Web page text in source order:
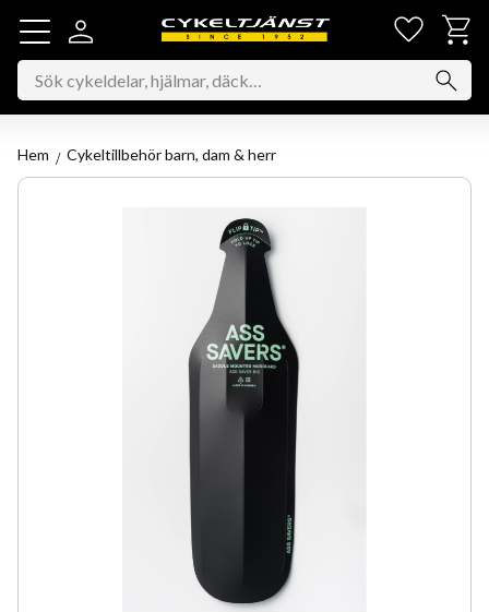
Meny
Hem Cykeltillbehör barn, dam & herr